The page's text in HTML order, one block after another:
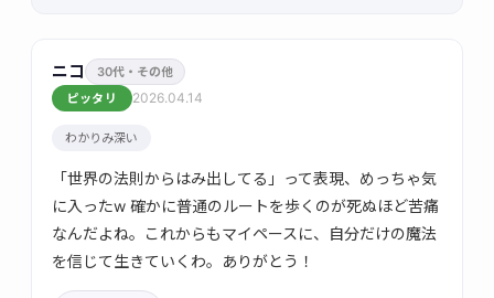
ニコ
30代・その他
ピッタリ
2026.04.14
わかりみ深い
「世界の法則からはみ出してる」って表現、めっちゃ気
に入ったw 確かに普通のルートを歩くのが死ぬほど苦痛
なんだよね。これからもマイペースに、自分だけの魔法
を信じて生きていくわ。ありがとう！